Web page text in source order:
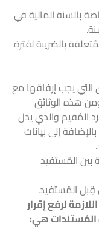
بالسنة المالية في
بالضريبة لفترة
التي يجب إرفاقها مع
هذه الوثائق
المُقيم والذي يدل
إلى بيانات
بين المُستفيد
قِبل المُستفيد.
لرفع إقرار
هي: